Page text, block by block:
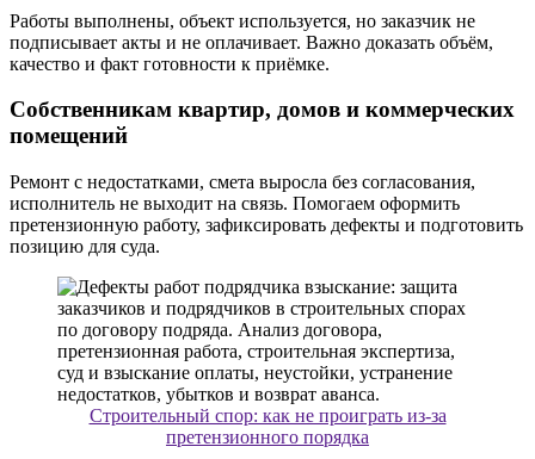
Работы выполнены, объект используется, но заказчик не
подписывает акты и не оплачивает. Важно доказать объём,
качество и факт готовности к приёмке.
Собственникам квартир, домов и коммерческих
помещений
Ремонт с недостатками, смета выросла без согласования,
исполнитель не выходит на связь. Помогаем оформить
претензионную работу, зафиксировать дефекты и подготовить
позицию для суда.
Строительный спор: как не проиграть из-за
претензионного порядка